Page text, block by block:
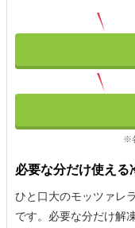
※
必要な分だけ使える
ひと口大のモッツァレ
です。必要な分だけ解